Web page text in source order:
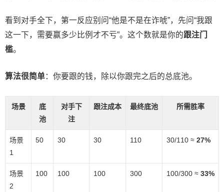
看到对手全下，第一反应别问“他是不是在诈唬”，先问“我跟
这一下，需要赢多少比例才不亏”。这个数就是你的跟注门
槛。
算法很简单：你要跟的钱，除以你跟完之后的总底池。
场景
底
池
对手下
注
跟注成本 最终底池 所需胜率
场景
1
50 30 30 110 30/110 ≈ 27%
场景
2
100 100 100 300 100/300 ≈ 33%